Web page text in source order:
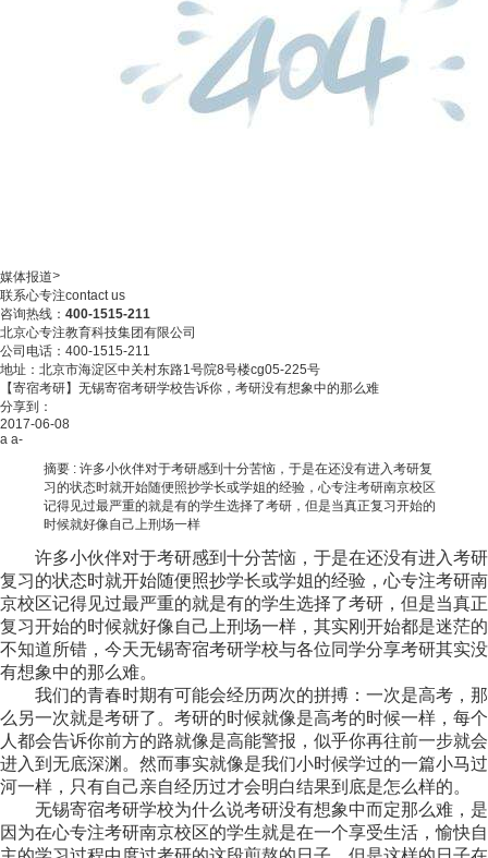
媒体报道>
联系心专注contact us
咨询热线： 400-1515-211
北京心专注教育科技集团有限公司
公司电话：400-1515-211
地址：北京市海淀区中关村东路1号院8号楼cg05-225号
【寄宿考研】无锡寄宿考研学校告诉你，考研没有想象中的那么难
分享到：
2017-06-08
a a-
摘要 : 许多小伙伴对于考研感到十分苦恼，于是在还没有进入考研复
习的状态时就开始随便照抄学长或学姐的经验，心专注考研南京校区
记得见过最严重的就是有的学生选择了考研，但是当真正复习开始的
时候就好像自己上刑场一样
许多小伙伴对于考研感到十分苦恼，于是在还没有进入考研
复习的状态时就开始随便照抄学长或学姐的经验，心专注考研南
京校区记得见过最严重的就是有的学生选择了考研，但是当真正
复习开始的时候就好像自己上刑场一样，其实刚开始都是迷茫的
不知道所错，今天无锡寄宿考研学校与各位同学分享考研其实没
有想象中的那么难。
我们的青春时期有可能会经历两次的拼搏：一次是高考，那
么另一次就是考研了。考研的时候就像是高考的时候一样，每个
人都会告诉你前方的路就像是高能警报，似乎你再往前一步就会
进入到无底深渊。然而事实就像是我们小时候学过的一篇小马过
河一样，只有自己亲自经历过才会明白结果到底是怎么样的。
无锡寄宿考研学校为什么说考研没有想象中而定那么难，是
因为在心专注考研南京校区的学生就是在一个享受生活，愉快自